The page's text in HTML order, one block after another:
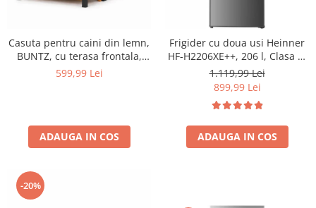
Casuta pentru caini din lemn,
BUNTZ, cu terasa frontala,
acoperis bitumat, baza
599,99 Lei
ADAUGA IN COS
Frigider cu doua usi Heinner
HF-H2206XE++, 206 l, Clasa E,
lumina LED, 3 rafturi de sticla,
H 143 cm, Inox
1.119,99 Lei
899,99 Lei
ADAUGA IN COS
-20%